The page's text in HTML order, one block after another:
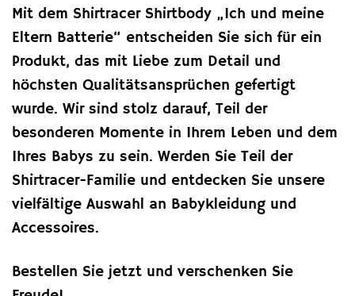
Mit dem Shirtracer Shirtbody „Ich und meine
Eltern Batterie“ entscheiden Sie sich für ein
Produkt, das mit Liebe zum Detail und
höchsten Qualitätsansprüchen gefertigt
wurde. Wir sind stolz darauf, Teil der
besonderen Momente in Ihrem Leben und dem
Ihres Babys zu sein. Werden Sie Teil der
Shirtracer-Familie und entdecken Sie unsere
vielfältige Auswahl an Babykleidung und
Accessoires.
Bestellen Sie jetzt und verschenken Sie